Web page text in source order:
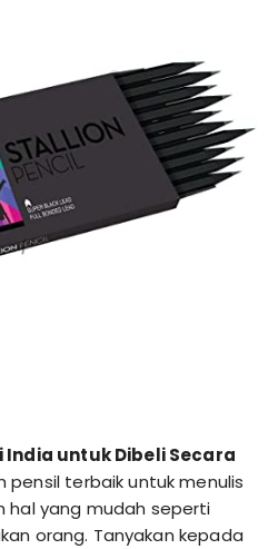
India untuk Dibeli Secara
pensil terbaik untuk menulis
hal yang mudah seperti
orang. Tanyakan kepada